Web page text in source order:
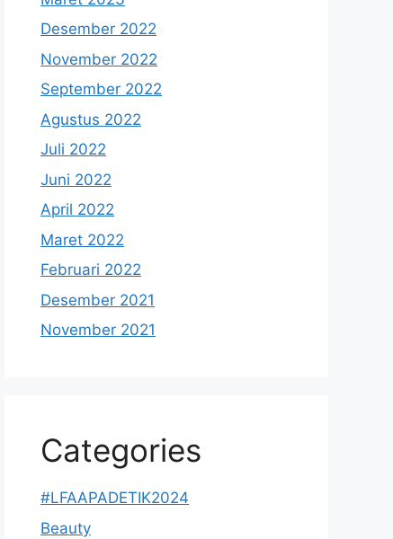
Desember 2022
November 2022
September 2022
Agustus 2022
Juli 2022
Juni 2022
April 2022
Maret 2022
Februari 2022
Desember 2021
November 2021
Categories
#LFAAPADETIK2024
Beauty